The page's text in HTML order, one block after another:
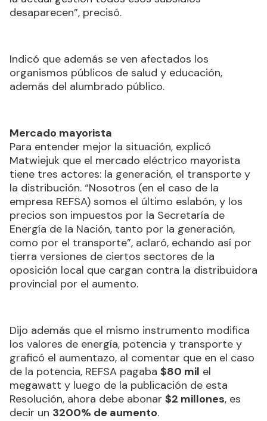
desaparecen”, precisó.
Indicó que además se ven afectados los
organismos públicos de salud y educación,
además del alumbrado público.
Mercado mayorista
Para entender mejor la situación, explicó
Matwiejuk que el mercado eléctrico mayorista
tiene tres actores: la generación, el transporte y
la distribución. “Nosotros (en el caso de la
empresa REFSA) somos el último eslabón, y los
precios son impuestos por la Secretaría de
Energía de la Nación, tanto por la generación,
como por el transporte”, aclaró, echando así por
tierra versiones de ciertos sectores de la
oposición local que cargan contra la distribuidora
provincial por el aumento.
Dijo además que el mismo instrumento modifica
los valores de energía, potencia y transporte y
graficó el aumentazo, al comentar que en el caso
de la potencia, REFSA pagaba $80 mil el
megawatt y luego de la publicación de esta
Resolución, ahora debe abonar $2 millones, es
decir un 3200% de aumento.